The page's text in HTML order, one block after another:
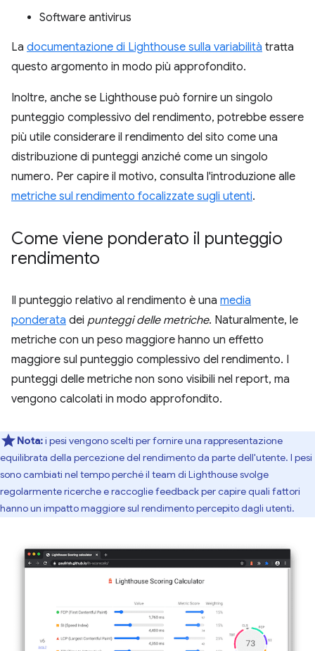
Software antivirus
La documentazione di Lighthouse sulla variabilità tratta
questo argomento in modo più approfondito.
Inoltre, anche se Lighthouse può fornire un singolo
punteggio complessivo del rendimento, potrebbe essere
più utile considerare il rendimento del sito come una
distribuzione di punteggi anziché come un singolo
numero. Per capire il motivo, consulta l'introduzione alle
metriche sul rendimento focalizzate sugli utenti.
Come viene ponderato il punteggio
rendimento
Il punteggio relativo al rendimento è una media
ponderata dei punteggi delle metriche. Naturalmente, le
metriche con un peso maggiore hanno un effetto
maggiore sul punteggio complessivo del rendimento. I
punteggi delle metriche non sono visibili nel report, ma
vengono calcolati in modo approfondito.
Nota:i pesi vengono scelti per fornire una rappresentazione
equilibrata della percezione del rendimento da parte dell'utente. I pesi
sono cambiati nel tempo perché il team di Lighthouse svolge
regolarmente ricerche e raccoglie feedback per capire quali fattori
hanno un impatto maggiore sul rendimento percepito dagli utenti.